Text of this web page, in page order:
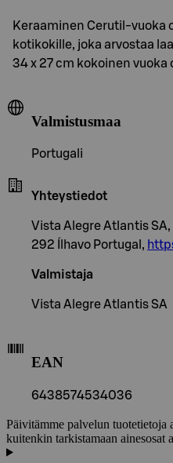
Keraaminen Cerutil-vuoka
kotikokille, joka arvostaa
34 x 27 cm kokoinen
Valmistusmaa
Portugali
Yhteystiedot
Vista Alegre Atlantis
292 Ílhavo Portugal,
Valmistaja
Vista Alegre Atlantis SA
EAN
6438574534036
Päivitämme palvelun tuotetietoja
kuitenkin tarkistamaan ainesosat